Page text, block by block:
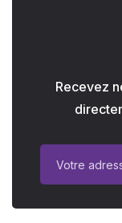
Recevez